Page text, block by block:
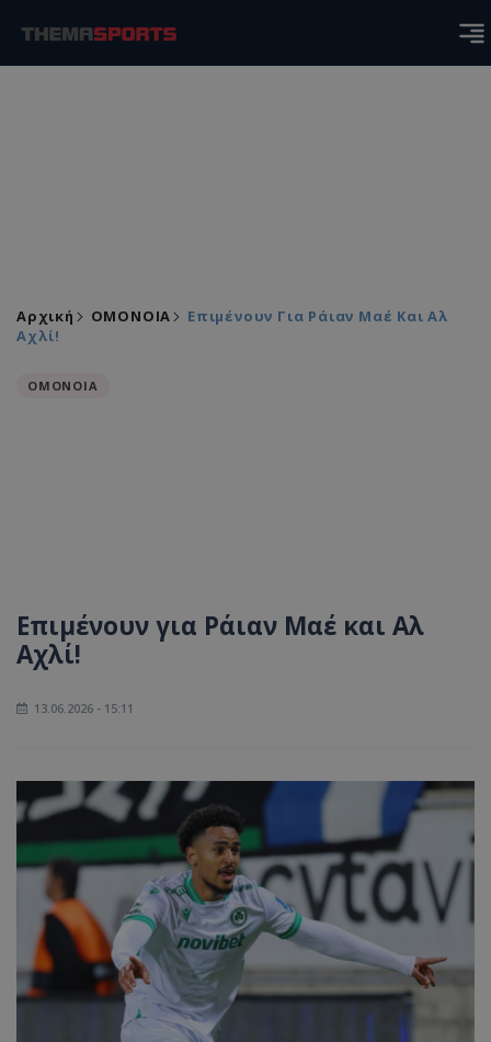
Αρχική ΟΜΟΝΟΙΑ
Επιμένουν Για Ράιαν Μαέ Και Αλ
Αχλί!
ΟΜΟΝΟΙΑ
Επιμένουν για Ράιαν Μαέ και Αλ
Αχλί!
13.06.2026 - 15:11